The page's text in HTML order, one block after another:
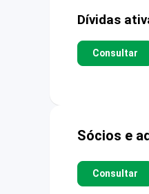
Dívidas
Consultar
Sócios e
Consultar